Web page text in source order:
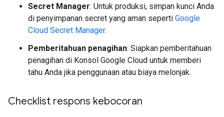
Secret Manager: Untuk produksi, simpan kunci Anda
di penyimpanan secret yang aman seperti Google
Cloud Secret Manager.
Pemberitahuan penagihan: Siapkan pemberitahuan
penagihan di Konsol Google Cloud untuk memberi
tahu Anda jika penggunaan atau biaya melonjak.
Checklist respons kebocoran